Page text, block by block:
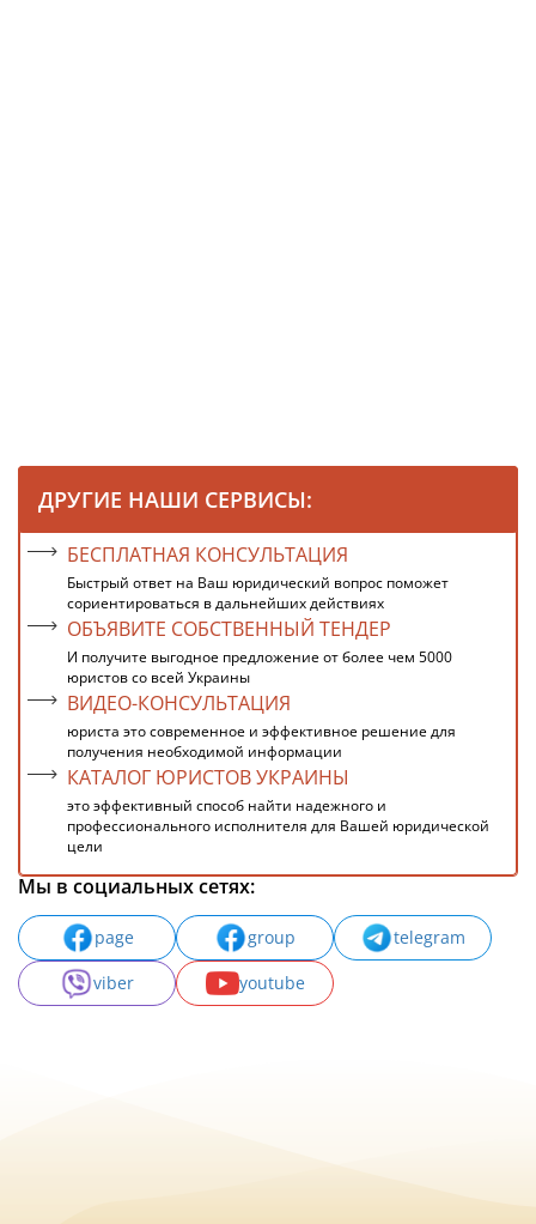
ДРУГИЕ НАШИ СЕРВИСЫ:
БЕСПЛАТНАЯ КОНСУЛЬТАЦИЯ
Быстрый ответ на Ваш юридический вопрос поможет
сориентироваться в дальнейших действиях
ОБЪЯВИТЕ СОБСТВЕННЫЙ ТЕНДЕР
И получите выгодное предложение от более чем 5000
юристов со всей Украины
ВИДЕО-КОНСУЛЬТАЦИЯ
юриста это современное и эффективное решение для
получения необходимой информации
КАТАЛОГ ЮРИСТОВ УКРАИНЫ
это эффективный способ найти надежного и
профессионального исполнителя для Вашей юридической
цели
Мы в социальных сетях:
page group
telegram
viber
youtube